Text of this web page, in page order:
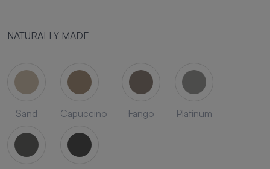
NATURALLY MADE
Sand Capuccino Fango Platinum